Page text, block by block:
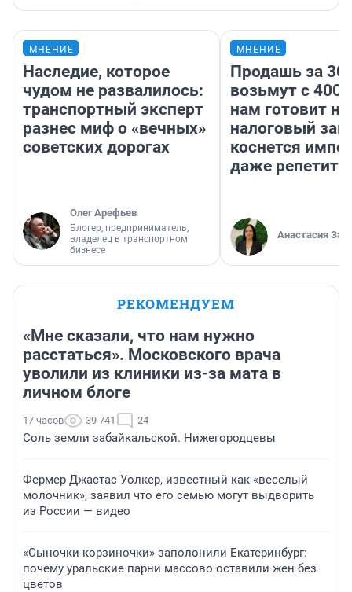
МНЕНИЕ
Наследие, которое
чудом не развалилось:
транспортный эксперт
разнес миф о «вечных»
советских дорогах
Олег Арефьев
Блогер, предприниматель,
владелец в транспортном
бизнесе
МНЕНИЕ
Продашь за
возьмут с
нам готовит
налоговый
коснется
даже
Анастасия
РЕКОМЕНДУЕМ
«Мне сказали, что нам нужно
расстаться». Московского врача
уволили из клиники из-за мата в
личном блоге
17 часов 39 741 24
Соль земли забайкальской. Нижегородцевы
Фермер Джастас Уолкер, известный как «веселый
молочник», заявил что его семью могут выдворить
из России — видео
«Сыночки-корзиночки» заполонили Екатеринбург:
почему уральские парни массово оставили жен без
цветов